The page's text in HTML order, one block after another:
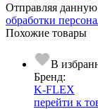
Отправляя
обработки
Похожие товары
В
Бренд:
K-FLEX
перейти к